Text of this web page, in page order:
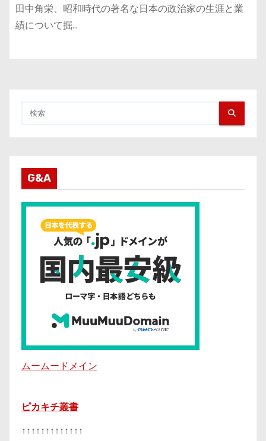
田中角栄、昭和時代の著名な日本の政治家の生涯と業
績について掘…
G&A
ムームードメイン
ピカキチ叢書
↑↑↑↑↑↑↑↑↑↑↑↑↑